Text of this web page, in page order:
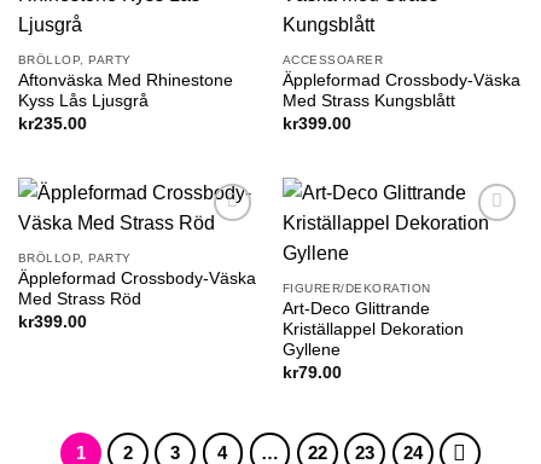
BRÖLLOP, PARTY
Aftonväska Med Rhinestone
Kyss Lås Ljusgrå
kr235.00
ACCESSOARER
Äppleformad Crossbody-Väska
Med Strass Kungsblått
kr399.00
BRÖLLOP, PARTY
Äppleformad Crossbody-Väska
Med Strass Röd
kr399.00
FIGURER/DEKORATION
Art-Deco Glittrande
Kriställappel Dekoration
Gyllene
kr79.00
1 2 3 4 … 22 23 24